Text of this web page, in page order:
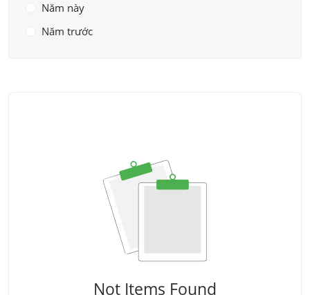
Năm này
Năm trước
Not Items Found